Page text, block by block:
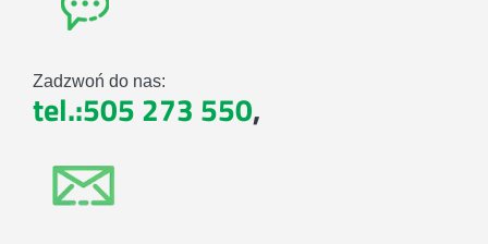
Zadzwoń do nas:
tel.:505 273 550,